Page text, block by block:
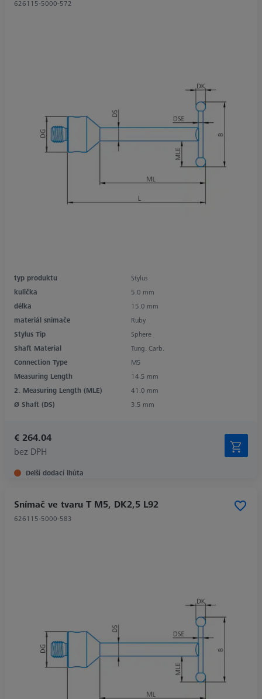
626115-5000-572
typ produktu
Stylus
kulička
5.0 mm
délka
15.0 mm
materiál snímače
Ruby
Stylus Tip
Sphere
Shaft Material
Tung. Carb.
Connection Type
M5
Measuring Length
14.5 mm
2. Measuring Length (MLE)
41.0 mm
Ø Shaft (DS)
3.5 mm
€ 264.04
bez DPH
Delší dodací lhůta
Snímač ve tvaru T M5, DK2,5 L92
626115-5000-583